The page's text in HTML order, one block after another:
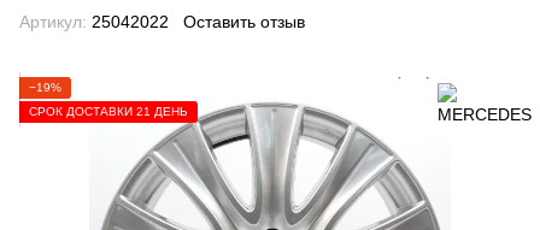
Артикул: 25042022 Оставить отзыв
−19%
СРОК ДОСТАВКИ 21 ДЕНЬ